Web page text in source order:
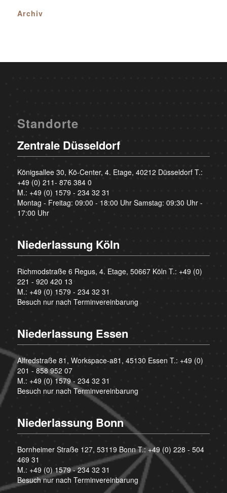
Archiv
Standorte
Zentrale Düsseldorf
Königsallee 30, Kö-Center, 4. Etage, 40212 Düsseldorf T.:
+49 (0) 211- 876 384 0
M.: +49 (0) 1579 - 234 32 31
Montag - Freitag: 09:00 - 18:00 Uhr Samstag: 09:30 Uhr -
17:00 Uhr
Niederlassung Köln
Richmodstraße 6 Regus, 4. Etage, 50667 Köln T.: +49 (0)
221 - 920 420 13
M.: +49 (0) 1579 - 234 32 31
Besuch nur nach Terminvereinbarung
Niederlassung Essen
Alfredstraße 81, Workspace-a81, 45130 Essen T.: +49 (0)
201 - 858 952 07
M.: +49 (0) 1579 - 234 32 31
Besuch nur nach Terminvereinbarung
Niederlassung Bonn
Bornheimer Straße 127, 53119 Bonn T.:+49 (0) 228 - 504
469 31
M.: +49 (0) 1579 - 234 32 31
Besuch nur nach Terminvereinbarung